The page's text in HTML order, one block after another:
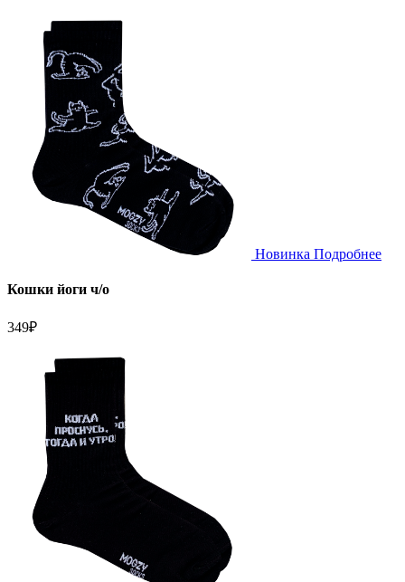
Новинка Подробнее
Кошки йоги ч/о
349₽